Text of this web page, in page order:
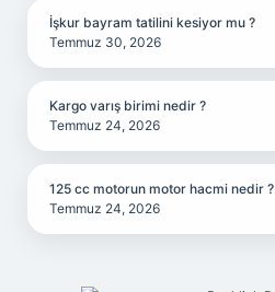
İşkur bayram tatilini kesiyor mu ?
Temmuz 30, 2026
Kargo varış birimi nedir ?
Temmuz 24, 2026
125 cc motorun motor hacmi nedir ?
Temmuz 24, 2026